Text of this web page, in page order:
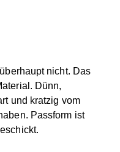
nicht. Das
Dünn,
und kratzig vom
Passform ist